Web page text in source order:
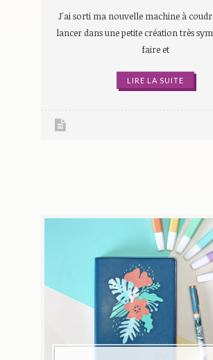
J'ai sorti ma nouvelle machine à
lancer dans une petite création très
faire et
LIRE LA SUITE